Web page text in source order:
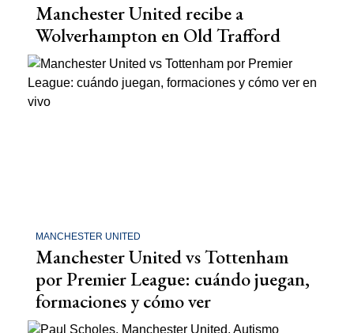
Manchester United recibe a
Wolverhampton en Old Trafford
MANCHESTER UNITED
Manchester United vs Tottenham
por Premier League: cuándo juegan,
formaciones y cómo ver